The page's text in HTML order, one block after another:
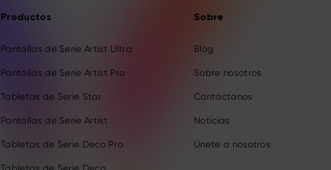
Productos
Pantallas de Serie Artist Ultra
Pantallas de Serie Artist Pro
Tabletas de Serie Star
Pantallas de Serie Artist
Tabletas de Serie Deco Pro
Sobre
Blog
Sobre nosotros
Contáctanos
Noticias
Únete a nosotros